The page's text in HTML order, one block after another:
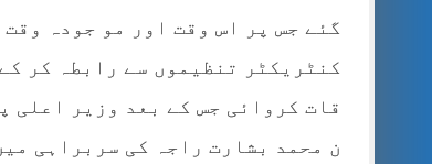
گئے جس پر اس وقت اور مو جودہ
کنٹریکٹر تنظیموں سے رابطہ کر
قات کروائی جس کے بعد وزیر اعلی
ن محمد بشارت راجہ کی سربراہی